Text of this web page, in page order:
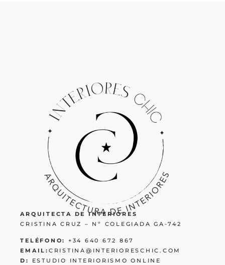
ARQUITECTA DE INTERIORES
CRISTINA CRUZ – Nº COLEGIADA GA-742
TELÉFONO:
+34 640 672 867
EMAIL: CRISTINA@INTERIORESCHIC.COM
D:
ESTUDIO INTERIORISMO ONLINE